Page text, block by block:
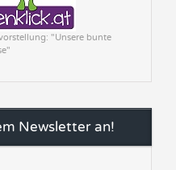
"Unsere bunte
Newsletter an!